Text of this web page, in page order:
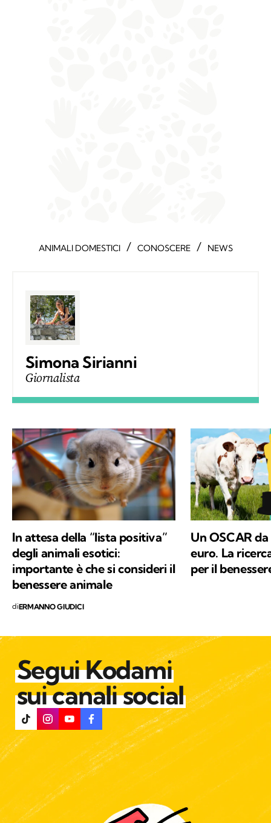
ANIMALI DOMESTICI / CONOSCERE / NEWS
Simona Sirianni
Giornalista
In attesa della “lista positiva”
degli animali esotici:
importante è che si consideri il
benessere animale
diERMANNO GIUDICI
Un OSCAR
euro. La
per il
Segui Kodami
sui canali social